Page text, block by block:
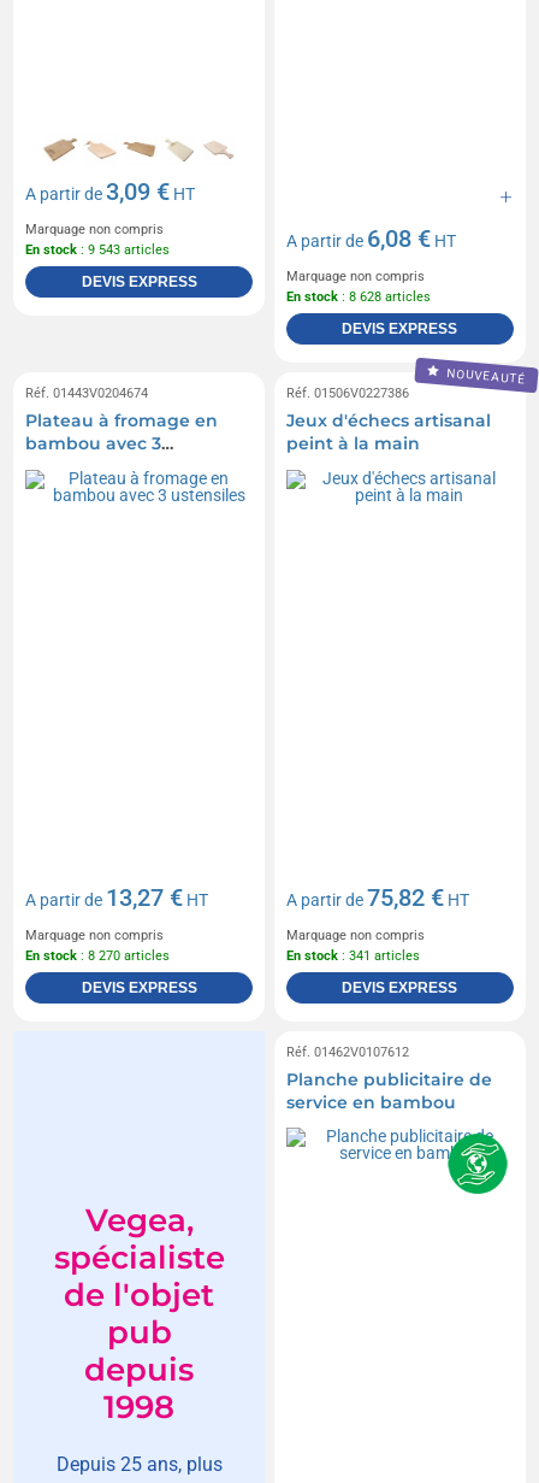
A partir de3,09 € HT
Marquage non compris
En stock : 9 543 articles
DEVIS EXPRESS
A partir de 6,08 € HT
Marquage non compris
En stock : 8 628 articles
DEVIS EXPRESS
Réf. 01443V0204674
Plateau à fromage en
bambou avec 3
ustensiles
A partir de 13,27 € HT
Marquage non compris
En stock : 8 270 articles
DEVIS EXPRESS
NOUVEAUTÉ
Réf. 01506V0227386
Jeux d'échecs artisanal
peint à la main
A partir de75,82 € HT
Marquage non compris
En stock : 341 articles
DEVIS EXPRESS
Vegea,
spécialiste
de l'objet
pub
depuis
1998
Depuis 25 ans, plus
Réf. 01462V0107612
Planche publicitaire de
service en bambou